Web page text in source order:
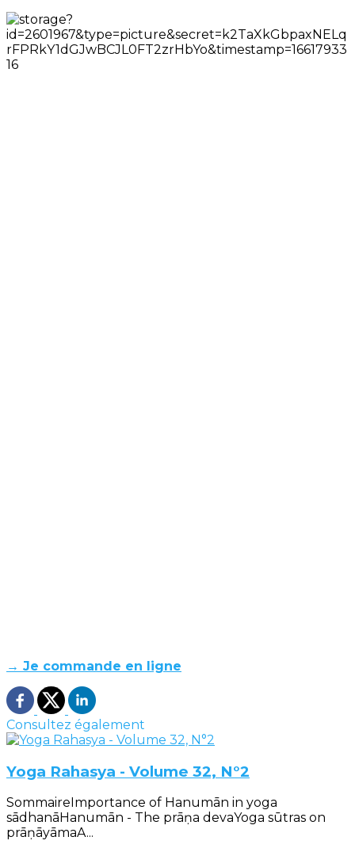
→ Je commande en ligne
Consultez également
Yoga Rahasya - Volume 32, N°2
SommaireImportance of Hanumān in yoga
sādhanāHanumān - The prāṇa devaYoga sūtras on
prāṇāyāmaA...